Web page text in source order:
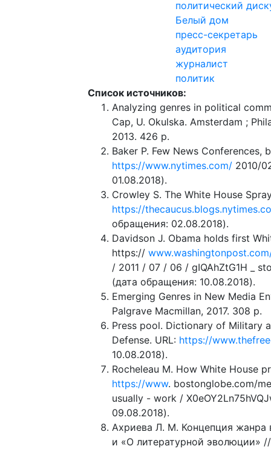
политический
Белый дом
пресс-секретарь
аудитория
журналист
политик
Список источников:
Analyzing genres in political
Cap, U. Okulska. Amsterdam ;
2013. 426 p.
Baker P. Few News Conferences,
https://www.nytimes.com/ 2010/
01.08.2018).
Crowley S. The White House
https://
обращения: 02.08.2018).
Davidson J. Obama holds first
https://
/ 2011 / 07 / 06 / gIQAhZtG1H _
(дата обращения: 10.08.2018).
Emerging Genres in New Media
Palgrave Macmillan, 2017. 308 p.
Press pool. Dictionary of Military
Defense. URL: https://
10.08.2018).
Rocheleau M. How White House
https://www. bostonglobe.com/
usually - work /
09.08.2018).
Ахриева Л. М. Концепция жанра
и «О литературной эволюции»